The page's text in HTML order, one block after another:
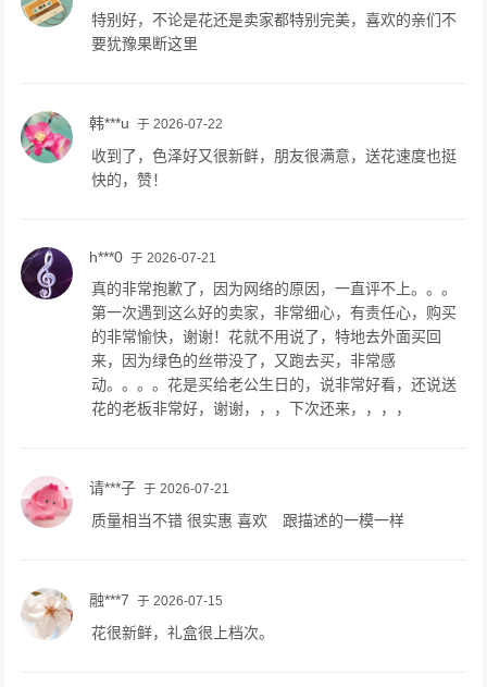
特别好，不论是花还是卖家都特别完美，喜欢的亲们不
要犹豫果断这里
韩***u 于 2026-07-22
收到了，色泽好又很新鲜，朋友很满意，送花速度也挺
快的，赞！
h***0 于 2026-07-21
真的非常抱歉了，因为网络的原因，一直评不上。。。
第一次遇到这么好的卖家，非常细心，有责任心，购买
的非常愉快，谢谢！花就不用说了，特地去外面买回
来，因为绿色的丝带没了，又跑去买，非常感
动。。。。花是买给老公生日的，说非常好看，还说送
花的老板非常好，谢谢，，，下次还来，，，，
请***子 于 2026-07-21
质量相当不错 很实惠 喜欢 跟描述的一模一样
融***7 于 2026-07-15
花很新鲜，礼盒很上档次。